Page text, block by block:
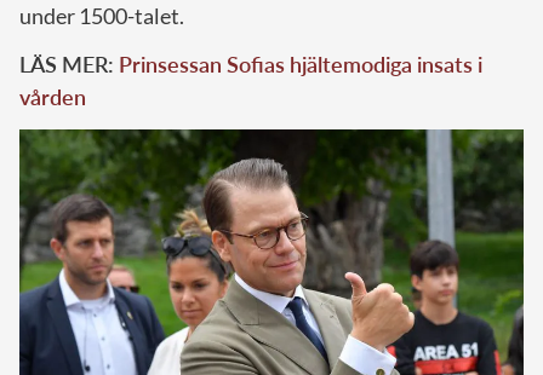
under 1500-talet.
LÄS MER: Prinsessan Sofias hjältemodiga insats i
vården